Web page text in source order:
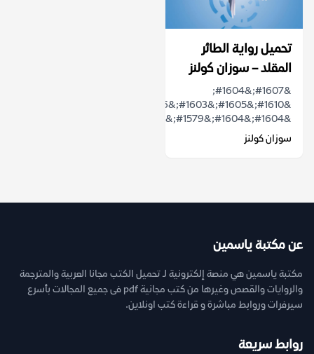
تحميل رواية الطائر
المقلد – سوزان كولنز
&#1607;&#1604;
&#1604;&#1604;&#1579;&#1608;&#1585;&...
سوزان كولنز
عن مكتبة ياسمين
مكتبة ياسمين هي منصة إلكترونية لـ تحميل الكتب مجانا العربية والمترجمة
والروايات والقصص وغيرها من كتب مجانية pdf فى جميع المجالات بأسرع
سيرفرات وروابط مباشرة و قراءة كتب اونلاين.
روابط سريعة